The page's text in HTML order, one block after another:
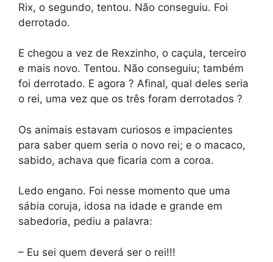
Rix, o segundo, tentou. Não conseguiu. Foi
derrotado.
E chegou a vez de Rexzinho, o caçula, terceiro
e mais novo. Tentou. Não conseguiu; também
foi derrotado. E agora ? Afinal, qual deles seria
o rei, uma vez que os três foram derrotados ?
Os animais estavam curiosos e impacientes
para saber quem seria o novo rei; e o macaco,
sabido, achava que ficaria com a coroa.
Ledo engano. Foi nesse momento que uma
sábia coruja, idosa na idade e grande em
sabedoria, pediu a palavra:
– Eu sei quem deverá ser o rei!!!